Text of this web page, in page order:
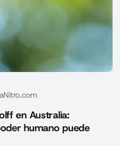
en Australia:
humano puede